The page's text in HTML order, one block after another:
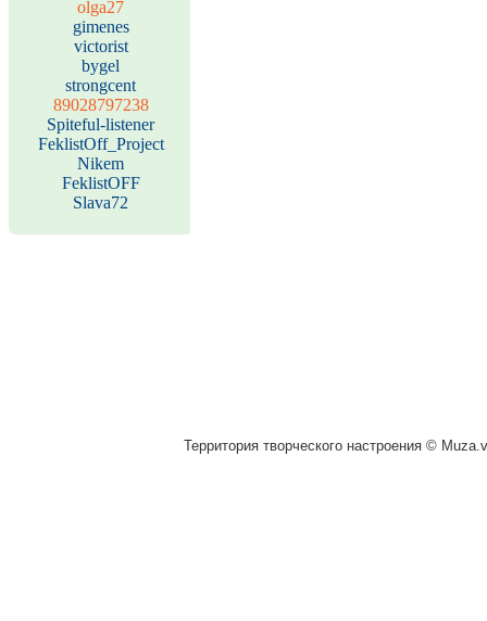
olga27
gimenes
victorist
bygel
strongcent
89028797238
Spiteful-listener
FeklistOff_Project
Nikem
FeklistOFF
Slava72
Территория творческого настроения ©